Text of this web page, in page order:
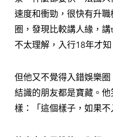
速度和衝勁，很快有升
圈，發現比較講人緣，
不太理解，入行18年才知
但他又不覺得入錯娛樂圈
結識的朋友都是寶藏。
樣：「這個樣子，如果不